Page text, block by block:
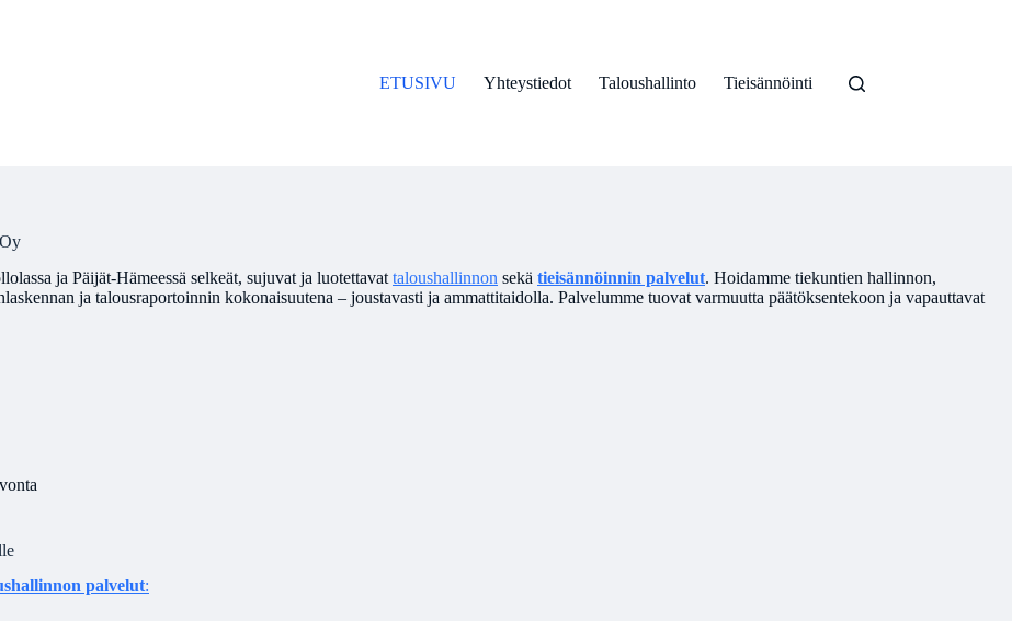
ETUSIVU
Yhteystiedot Taloushallinto Tieisännöinti
ja Päijät-Hämeessä selkeät, sujuvat ja luotettavat taloushallinnon sekä tieisännöinnin palvelut. Hoidamme tiekuntien hallinnon,
ja talousraportoinnin kokonaisuutena – joustavasti ja ammattitaidolla. Palvelumme tuovat varmuutta päätöksentekoon ja vapauttavat
palvelut: